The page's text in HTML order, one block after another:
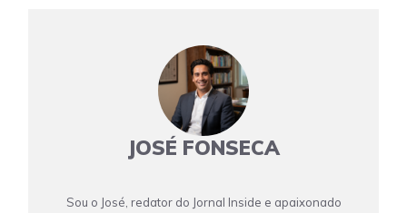
JOSÉ FONSECA
Sou o José, redator do Jornal Inside e apaixonado